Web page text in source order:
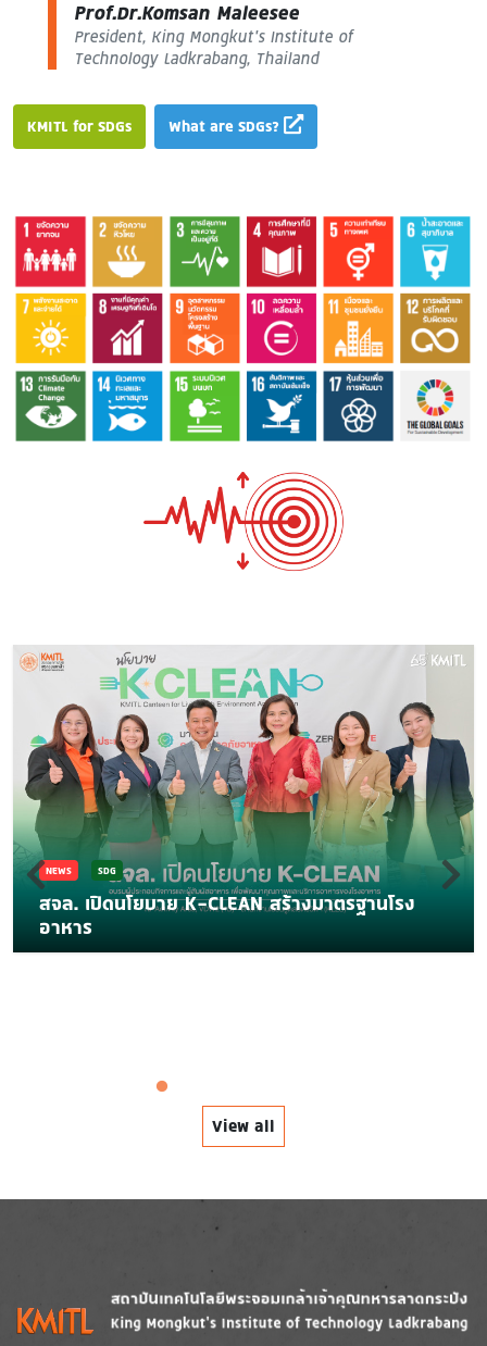
Prof.Dr.Komsan Maleesee
President, King Mongkut’s Institute of
Technology Ladkrabang, Thailand
KMITL for SDGs What are SDGs?
Image
NEWS SDG
สจล. เปิดนโยบาย K-CLEAN สร้างมาตรฐานโรง
อาหาร
View all
Image